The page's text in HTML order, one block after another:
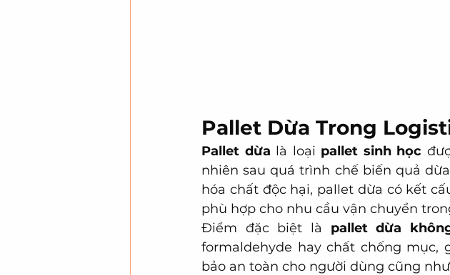
Pallet Dừa Trong
Pallet dừa là loại pallet sinh học
nhiên sau quá trình chế biến quả
hóa chất độc hại, pallet dừa có kết
phù hợp cho nhu cầu vận chuyển
Điểm đặc biệt là pallet dừa
formaldehyde hay chất chống
bảo an toàn cho người dùng cũng